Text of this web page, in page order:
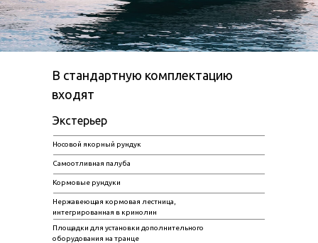
Площадки для установки дополнительного
оборудования на транце
Нержавеющая кормовая лестница,
интегрированная в кринолин
Кормовые рундуки
Самоотливная палуба
Носовой якорный рундук
Экстерьер
В стандартную комплектацию
входят